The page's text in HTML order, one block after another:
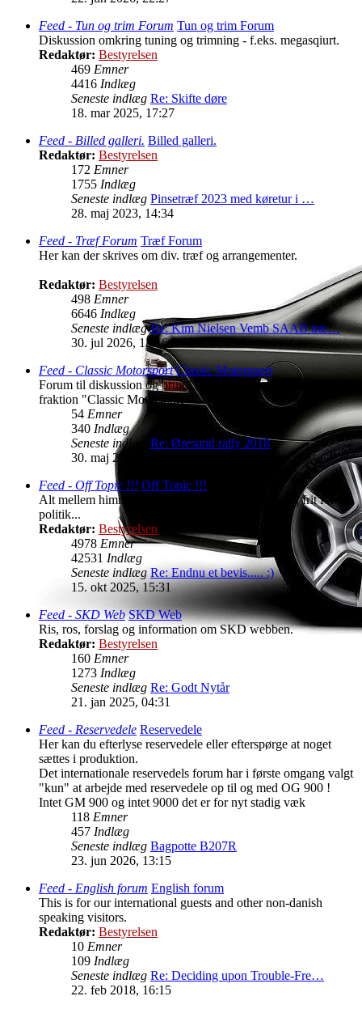
Feed - Tun og trim Forum Tun og trim Forum
Diskussion omkring tuning og trimning - f.eks. megasqiurt.
Redaktør: Bestyrelsen
469 Emner
4416 Indlæg
Seneste indlæg Re: Skifte døre
18. mar 2025, 17:27
Feed - Billed galleri. Billed galleri.
Redaktør: Bestyrelsen
172 Emner
1755 Indlæg
Seneste indlæg Pinsetræf 2023 med køretur i …
28. maj 2023, 14:34
Feed - Træf Forum Træf Forum
Her kan der skrives om div. træf og arrangementer.
Redaktør: Bestyrelsen
498 Emner
6646 Indlæg
Seneste indlæg Re: Kim Nielsen Vemb SAAB træ…
30. jul 2026, 13:16
Feed - Classic Motorsport Classic Motorsport
Forum til diskussion og brug i forhold til Saab Klub Danmark
fraktion "Classic Motorsport"
54 Emner
340 Indlæg
Seneste indlæg
Re: Øresund rally 2018
30. maj 2018, 22:55
Feed - Off Topic !!! Off Topic !!!
Alt mellem himmel og jord, men hold det sobert og frit for
politik...
Redaktør: Bestyrelsen
4978 Emner
42531 Indlæg
Seneste indlæg Re: Endnu et bevis..... :)
15. okt 2025, 15:31
Feed - SKD Web SKD Web
Ris, ros, forslag og information om SKD webben.
Redaktør: Bestyrelsen
160 Emner
1273 Indlæg
Seneste indlæg Re: Godt Nytår
21. jan 2025, 04:31
Feed - Reservedele Reservedele
Her kan du efterlyse reservedele eller efterspørge at noget
sættes i produktion.
Det internationale reservedels forum har i første omgang valgt
"kun" at arbejde med reservedele op til og med OG 900 !
Intet GM 900 og intet 9000 det er for nyt stadig væk
118 Emner
457 Indlæg
Seneste indlæg Bagpotte B207R
23. jun 2026, 13:15
Feed - English forum English forum
This is for our international guests and other non-danish
speaking visitors.
Redaktør: Bestyrelsen
10 Emner
109 Indlæg
Seneste indlæg Re: Deciding upon Trouble-Fre…
22. feb 2018, 16:15